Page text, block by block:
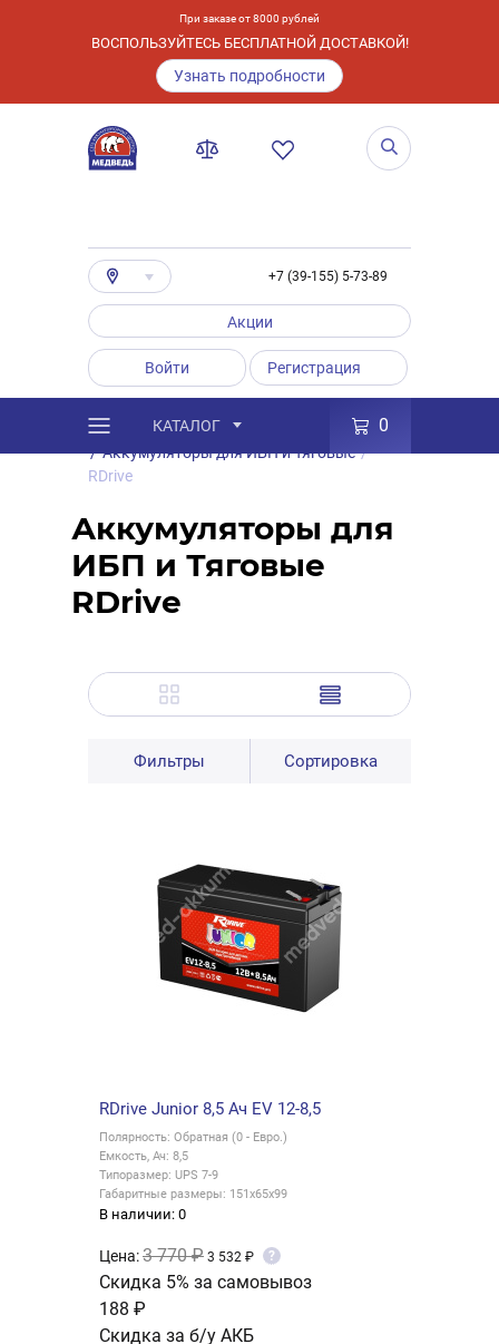
При заказе от 8000 рублей
ВОСПОЛЬЗУЙТЕСЬ БЕСПЛАТНОЙ ДОСТАВКОЙ!
Узнать подробности
+7 (39-155) 5-73-89
Акции
Войти Регистрация
КАТАЛОГ 0
Каталог / Товары
Аккумуляторы
/ Аккумуляторы для ИБП и Тяговые /
RDrive
Аккумуляторы для
ИБП и Тяговые
RDrive
Фильтры Сортировка
RDrive Junior 8,5 Ач EV 12-8,5
Полярность: Обратная (0 - Евро.)
Емкость, Ач: 8,5
Типоразмер: UPS 7-9
Габаритные размеры: 151x65x99
В наличии: 0
Цена:3 770 ₽ 3 532 ₽ ?
Скидка 5% за самовывоз
188 ₽
Скидка за б/у АКБ